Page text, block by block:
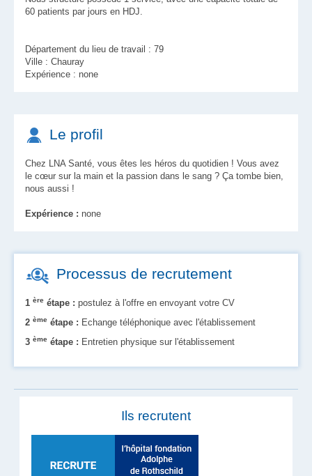
60 patients par jours en HDJ.
Département du lieu de travail : 79
Ville : Chauray
Expérience : none
Le profil
Chez LNA Santé, vous êtes les héros du quotidien ! Vous avez
le cœur sur la main et la passion dans le sang ? Ça tombe bien,
nous aussi !
Expérience : none
Processus de recrutement
1 ère étape : postulez à l'offre en envoyant votre CV
2 ème étape : Echange téléphonique avec l'établissement
3 ème étape : Entretien physique sur l'établissement
Ils recrutent